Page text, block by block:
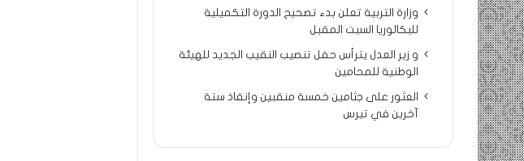
وزارة التربية تعلن بدء تصحيح الدورة التكميلية
للبكالوريا السبت المقبل
و زير العدل يترأس حفل تنصيب النقيب الجديد للهيئة
الوطنية للمحامين
العثور على جثامين خمسة منقبين وإنقاذ ستة
آخرين في تيرس